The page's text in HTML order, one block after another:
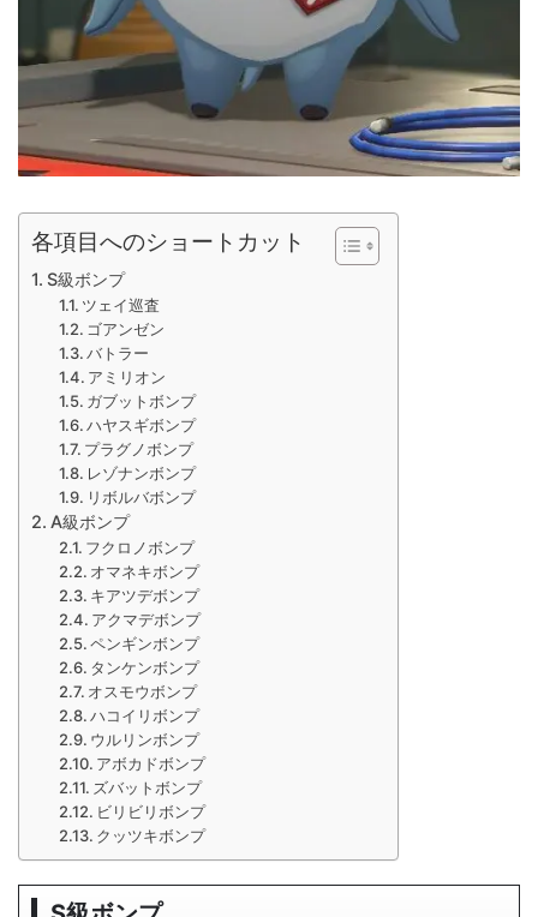
各項目へのショートカット
S級ボンプ
ツェイ巡査
ゴアンゼン
バトラー
アミリオン
ガブットボンプ
ハヤスギボンプ
プラグノボンプ
レゾナンボンプ
リボルバボンプ
A級ボンプ
フクロノボンプ
オマネキボンプ
キアツデボンプ
アクマデボンプ
ペンギンボンプ
タンケンボンプ
オスモウボンプ
ハコイリボンプ
ウルリンボンプ
アボカドボンプ
ズバットボンプ
ビリビリボンプ
クッツキボンプ